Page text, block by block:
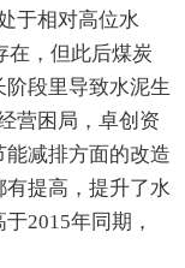
于相对高位水
在，但此后煤炭
段里导致水泥生
营困局，卓创资
减排方面的改造
提高，提升了水
2015年同期，